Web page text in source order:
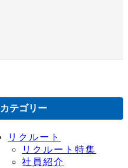
カテゴリー
リクルート
リクルート特集
社員紹介